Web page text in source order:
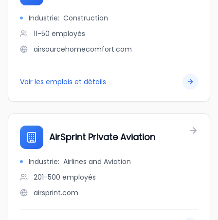
Industrie: Construction
11-50 employés
airsourcehomecomfort.com
Voir les emplois et détails
AirSprint Private Aviation
Industrie: Airlines and Aviation
201-500 employés
airsprint.com